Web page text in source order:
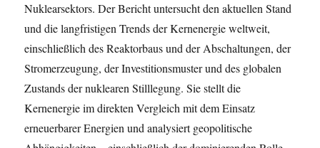
Nuklearsektors. Der Bericht untersucht den aktuellen Stand
und die langfristigen Trends der Kernenergie weltweit,
einschließlich des Reaktorbaus und der Abschaltungen, der
Stromerzeugung, der Investitionsmuster und des globalen
Zustands der nuklearen Stilllegung. Sie stellt die
Kernenergie im direkten Vergleich mit dem Einsatz
erneuerbarer Energien und analysiert geopolitische